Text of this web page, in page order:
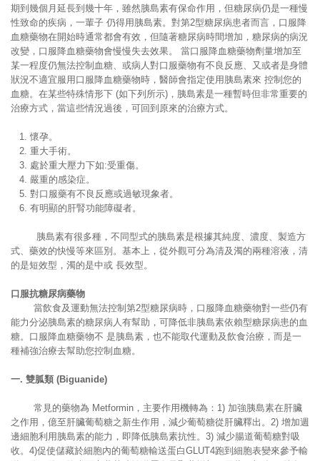
期到幾個月延長到幾十年，雖然胰島素有保命作用，但糖尿病仍是一種慢
性致命的疾病，一輩子 仍得用胰島素。對第2型糖尿病患者而言，口服降
血糖藥物在開始時通常都會有效，但隨著糖尿病時間增加，糖尿病的病況
改變，口服降血糖藥物會慢慢失去效果。 當口服降血糖藥物劑量增加至
某一程度仍無法控制血糖、或病人對口服藥物有不良反應、又或者是身體
狀況不適宜服用口服降血糖藥物時，醫師會指定使用胰島素來 控制您的
血糖。在某些特殊情形下 (如下列所示)，胰島素是一種暫時但非常重要的
治療方式，當這些情況過後，可回到原來的治療方式。
1. 懷孕。
2. 重大手術。
3. 處於重大壓力下如:受重傷。
4. 嚴重的感染症。
5. 對口服藥有不良反應或過敏現象者。
6. 有明顯的肝腎功能障礙者。
胰島素有很多種，不同型式的胰島素是根據其純度、濃度、製造方
式、藥效的快慢等來區別。基本上，從外觀可分為清及濁的兩種溶液，清
的是短效型，濁的是中或 長效型。
口服抗糖尿病藥物
當飲食及運動無法控制第2型糖尿病時，口服降血糖藥物對一些仍有
能力分泌胰島素的糖尿病人有幫助，可降低非胰島素依賴型糖尿病患的血
糖。口服降血糖藥物不 是胰島素，也不能取代運動及飲食治療，而是一
種補強治療去幫助您控制血糖。
一. 雙胍類 (Biguanide)
常見的藥物為 Metformin，主要作用機轉為：1) 加強胰島素在肝臟
之作用，億至肝臟葡萄糖之新生作用，減少葡萄糖從肝臟釋出。2) 增加週
邊細胞利用胰島素的能力，即降低胰島素抗性。3) 減少腸道葡萄糖對吸
收。4)促使儲藏於細胞內的葡萄糖輸送蛋白GLUT4跑到細胞表變來參予輸